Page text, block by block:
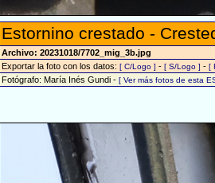
Estornino crestado -
Archivo: 20231018/7702_mig_3b.jpg
Exportar la foto con los datos: [ C/Logo ] - [ S/Logo ] - [
Fotógrafo: María Inés Gundi - [ Ver más fotos de esta